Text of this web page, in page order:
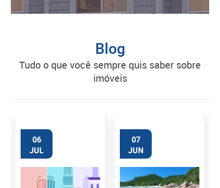
Blog
tudo o que você sempre quis saber sobre
imóveis
06
JUL
07
JUN